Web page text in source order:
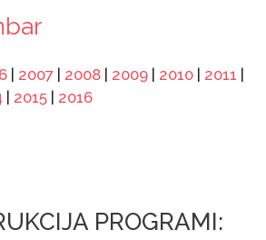
2007 2008 2009 2010 2011
2015 2016
PROGRAMI: